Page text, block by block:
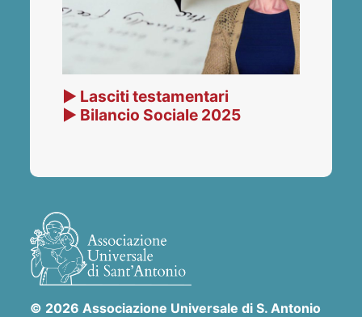
▶ Lasciti testamentari
▶ Bilancio Sociale 2025
© 2026 Associazione Universale di S. Antonio